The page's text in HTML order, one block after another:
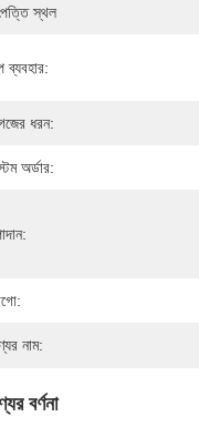
স্থল
ব্যবহার:
ধরন:
অর্ডার:
নাম:
বর্ণনা